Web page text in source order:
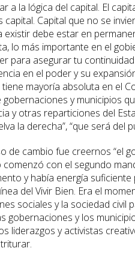
a la lógica del capital. El
Capital que no se
existir debe estar en
lo más importante en el
para asegurar tu
en el poder y su
mayoría absoluta en el
gobernaciones y municipios
y otras reparticiones del
la derecha”, “que será del
de cambio fue creernos “el
con el segundo
y había energía
del Vivir Bien. Era el
sociales y la sociedad civil
gobernaciones y los
liderazgos y activistas